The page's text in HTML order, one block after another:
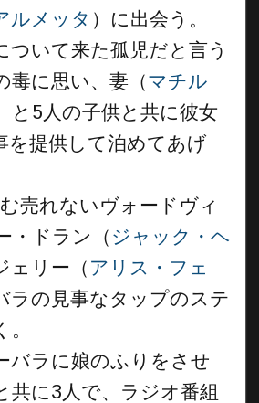
ルメッタ ）に出会う。
ついて来た孤児だと言う
毒に思い、妻（マチル
と5人の子供と共に彼女
を提供して泊めてあげ
売れないヴォードヴィ
・ドラン（ ジャック・ヘ
ェリー（ アリス・フェ
ラの見事なタップのステ
バラに娘のふりをさせ
共に3人で、ラジオ番組